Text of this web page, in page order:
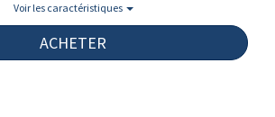
Voir les caractéristiques
ACHETER